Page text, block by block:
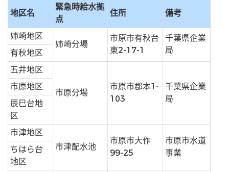
地区名
緊急時給水拠
点
住所 備考
姉崎地区
姉崎分場
市原市有秋台
東2-17-1
千葉県企業
局
有秋地区
五井地区
市原分場
市原市郡本1-
103
千葉県企業
局
市原地区
辰巳台地
区
市津地区
市津配水池
市原市大作
99-25
市原市水道
事業
ちはら台
地区